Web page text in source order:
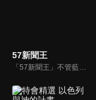
57新聞王
「57新聞王」不管藍綠、只問黑白！找出社會亂象根源、挖掘官員的積習怠惰、找出政府看不到的人民痛苦！不受惡霸、官員、財閥的威脅利誘！永遠讓觀眾了解爭議事件的真相、勇敢捍衛公平正義！